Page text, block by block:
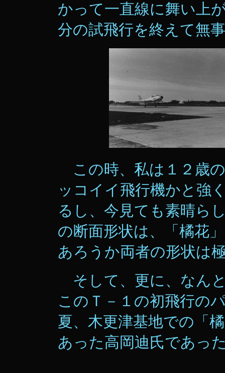
かって一直線に舞い上
分の試飛行を終えて無
この時、私は１２歳
ッコイイ飛行機かと強
るし、今見ても素晴ら
の断面形状は、「橘花
あろうか両者の形状は
そして、更に、なん
このＴ－１の初飛行の
夏、木更津基地での「
あった高岡迪氏であっ